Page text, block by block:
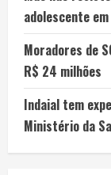
adolescente
Moradores de
R$ 24 milhões
Indaial tem
Ministério da